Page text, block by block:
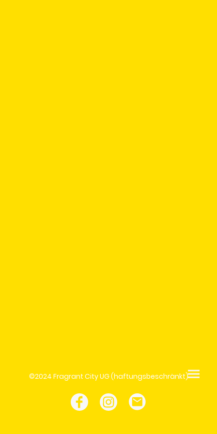
©2024 Fragrant City UG (haftungsbeschränkt)